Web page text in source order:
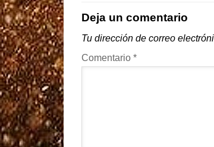
Deja un comentario
Tu dirección de correo
Comentario *